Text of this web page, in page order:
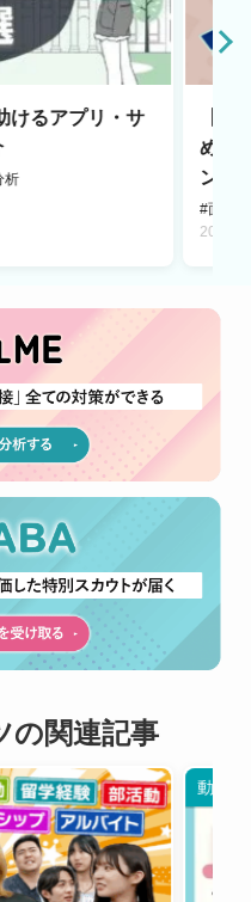
けるアプリ・サ
析
め6
ント
#面接
の関連記事
動画